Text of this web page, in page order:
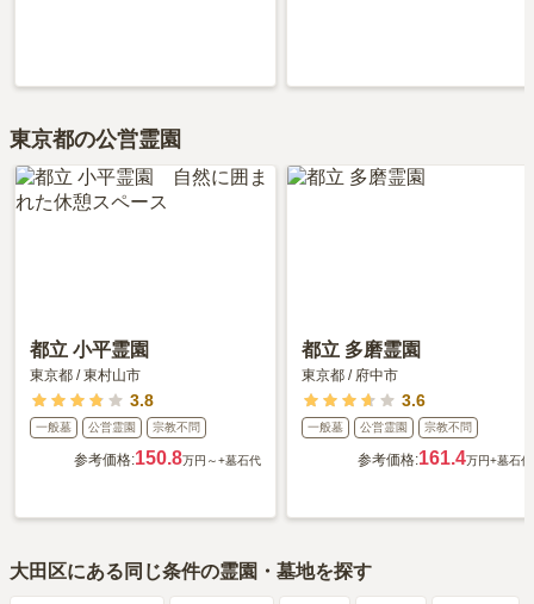
東京都の公営霊園
都立 小平霊園
東京都 /東村山市
3.8
一般墓 公営霊園 宗教不問
参考価格:150.8万円～+墓石代
都立 多磨霊園
東京都 / 府中市
3.6
一般墓 公営霊園 宗教不問
参考価格:161.4万円+墓石代
大田区にある同じ条件の霊園・墓地を探す